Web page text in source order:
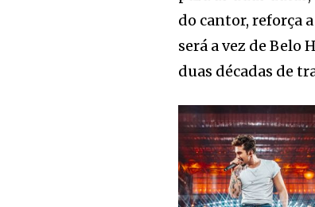
do cantor, reforça
será a vez de Belo
duas décadas de